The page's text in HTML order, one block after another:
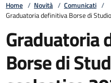
Home / Novità / Comunicati /
Graduatoria definitiva Borse di
Graduatoria
Borse di